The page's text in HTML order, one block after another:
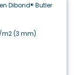
Dibond® Butler
m2 (3 mm)